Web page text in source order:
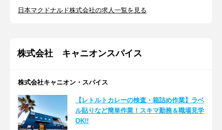
日本マクドナルド株式会社の求人一覧を見る
株式会社 キャニオンスパイス
株式会社キャニオン・スパイス
【レトルトカレーの検査・箱詰め作業】ラベ
ル貼りなど簡単作業！スキマ勤務＆職場見学
OK!!